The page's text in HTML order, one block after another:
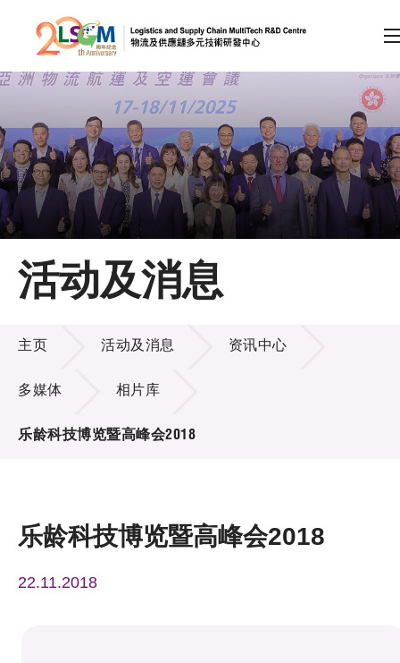
跳到内容（按回车键）
会员登录
A A EN 繁 简
主页
关于LSCM
技术商品化
项目及资助计划
活动及消息
活动及消息
主页 活动及消息 资讯中心
多媒体 相片库
乐龄科技博览暨高峰会2018
乐龄科技博览暨高峰会2018
22.11.2018